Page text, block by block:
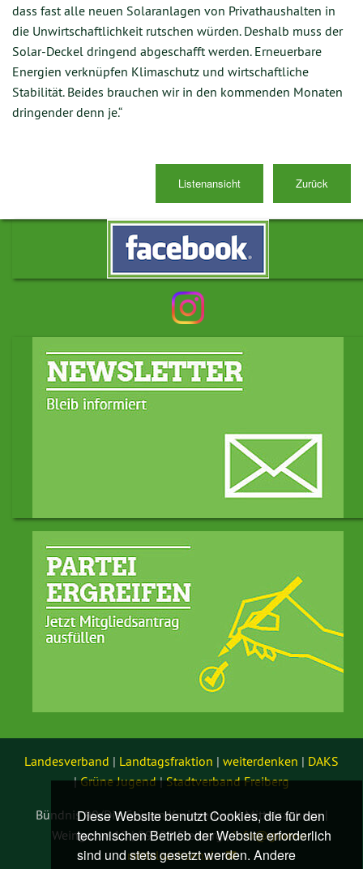
Diese Website benutzt Cookies, die für den
technischen Betrieb der Website erforderlich
sind und stets gesetzt werden. Andere
dass fast alle neuen Solaranlagen von Privathaushalten in
die Unwirtschaftlichkeit rutschen würden. Deshalb muss der
Solar-Deckel dringend abgeschafft werden. Erneuerbare
Energien verknüpfen Klimaschutz und wirtschaftliche
Stabilität. Beides brauchen wir in den kommenden Monaten
dringender denn je.“
Listenansicht Zurück
Landesverband | Landtagsfraktion | weiterdenken | DAKS
|Grüne Jugend|Stadtverband Freiberg
Bündnis 90/Die Grünen Kreisverband Mittelsachsen |
Weingasse 10 | 09599 Freiberg |info@gruene-
mittelsachsen.de